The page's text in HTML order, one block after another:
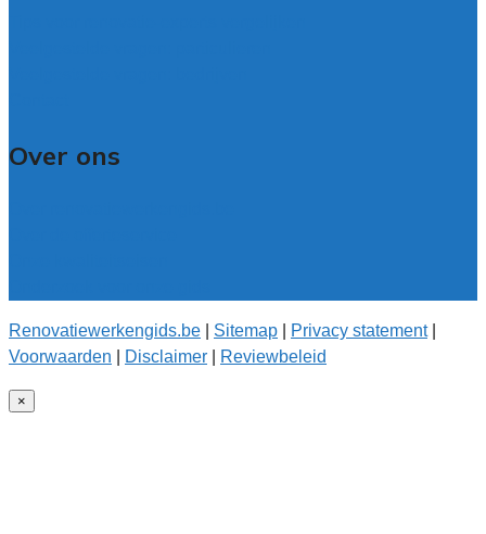
Over ons
Renovatiewerkengids.be Sitemap Privacy statement|
Voorwaarden
Disclaimer Reviewbeleid
×